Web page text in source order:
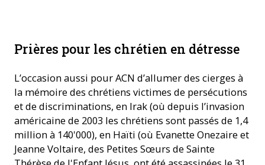
Prières pour les chrétien en détresse
L’occasion aussi pour ACN d’allumer des cierges à
la mémoire des chrétiens victimes de persécutions
et de discriminations, en Irak (où depuis l’invasion
américaine de 2003 les chrétiens sont passés de 1,4
million à 140'000), en Haïti (où Evanette Onezaire et
Jeanne Voltaire, des Petites Sœurs de Sainte